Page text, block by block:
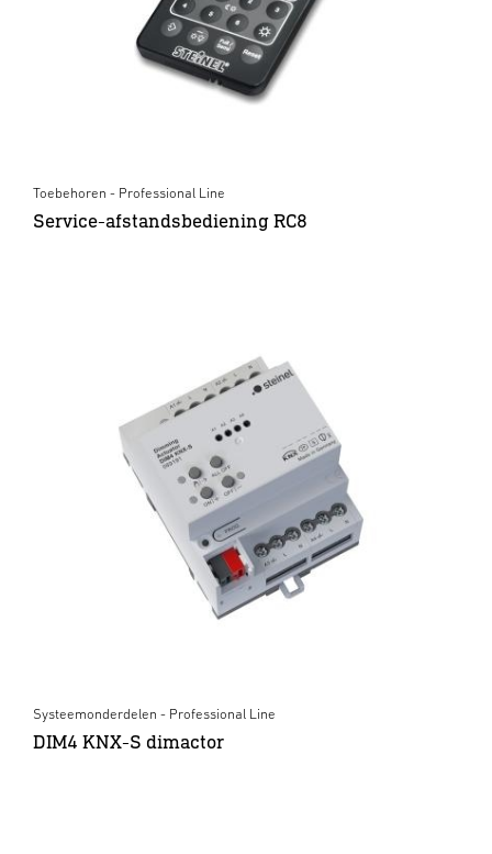
Toebehoren - Professional Line
Service-afstandsbediening RC8
Systeemonderdelen - Professional Line
DIM4 KNX-S dimactor